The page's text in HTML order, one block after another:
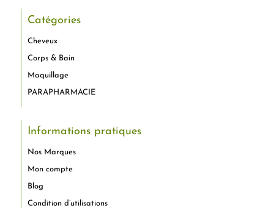
Catégories
Cheveux
Corps & Bain
Maquillage
PARAPHARMACIE
Informations pratiques
Nos Marques
Mon compte
Blog
Condition d’utilisations